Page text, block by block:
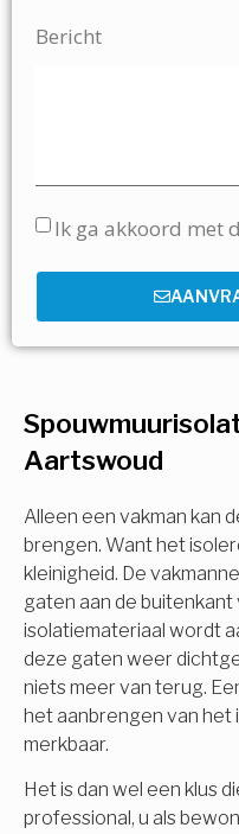
Aartswoud
Alleen een vakman kan
brengen. Want het
kleinigheid. De
gaten aan de
isolatiemateriaal wordt
deze gaten weer
niets meer van terug.
het aanbrengen van
merkbaar.
Het is dan wel een klus
professional, u als
Bericht
Ik ga akkoord met